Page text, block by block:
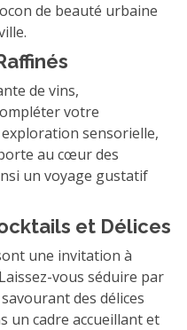
de beauté urbaine
de vins,
votre
sensorielle,
au cœur des
un voyage gustatif
et Délices
une invitation à
vous séduire par
des délices
un cadre accueillant et